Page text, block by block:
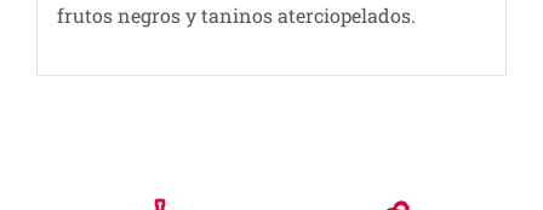
frutos negros y taninos aterciopelados.